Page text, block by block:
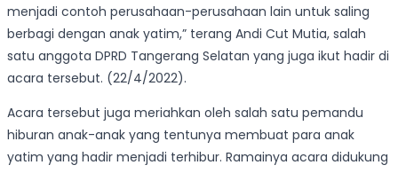
menjadi contoh perusahaan-perusahaan lain untuk saling
berbagi dengan anak yatim,” terang Andi Cut Mutia, salah
satu anggota DPRD Tangerang Selatan yang juga ikut hadir di
acara tersebut. (22/4/2022).
Acara tersebut juga meriahkan oleh salah satu pemandu
hiburan anak-anak yang tentunya membuat para anak
yatim yang hadir menjadi terhibur. Ramainya acara didukung